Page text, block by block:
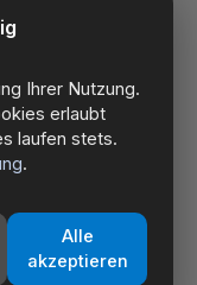
Ihrer Nutzung.
erlaubt
laufen stets.
.
Alle
akzeptieren